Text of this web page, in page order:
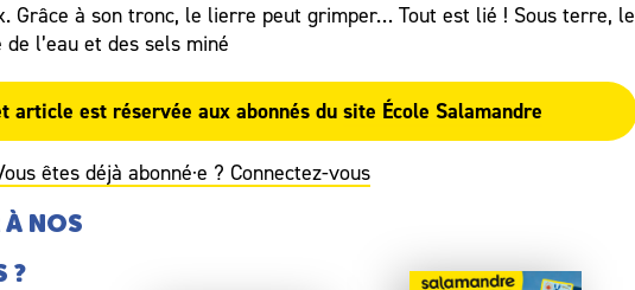
Grâce à son tronc, le lierre peut grimper… Tout est lié ! Sous terre, le
l’eau et des sels miné
article est réservée aux abonnés dusite École Salamandre
êtes déjà abonné·e ? Connectez-vous
NOS
?